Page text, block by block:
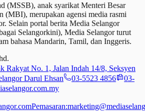
(MSSB), anak syarikat Menteri Besar
(MBI), merupakan agensi media rasmi
Selain portal berita Media Selangor
Selangorkini), Media Selangor turut
bahasa Mandarin, Tamil, dan Inggeris.
Rakyat No. 1, Jalan Indah 14/8, Seksyen
Darul Ehsan
03-5523 4856
03-
Pemasaran: